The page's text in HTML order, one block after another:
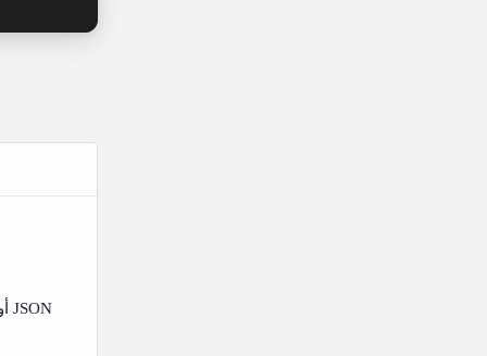
أفضل نقطة بداية لتحويل رابط واحد إلى Markdown أو JSON